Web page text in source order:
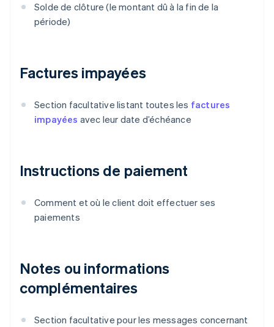
Solde de clôture (le montant dû à la fin de la
période)
Factures impayées
Section facultative listant toutes les factures
impayées avec leur date d’échéance
Instructions de paiement
Comment et où le client doit effectuer ses
paiements
Notes ou informations
complémentaires
Section facultative pour les messages concernant